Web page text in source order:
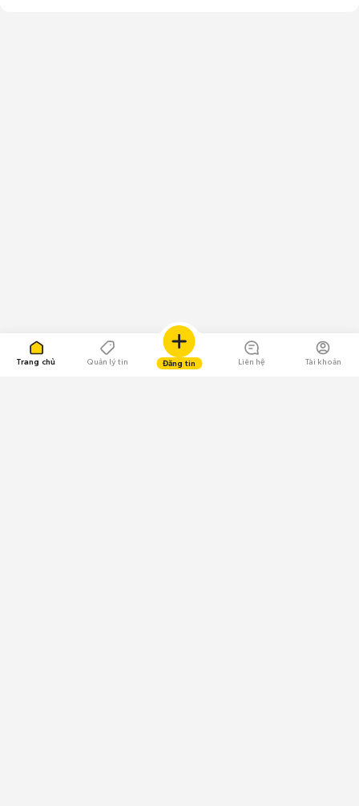
Trang chủ Quản lý tin Đăng tin Liên hệ Tài khoản